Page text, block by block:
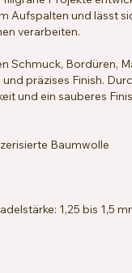
Aufspalten und lässt
verarbeiten.
Schmuck, Bordüren,
präzises Finish.
und ein sauberes
Baumwolle
1,25 bis 1,5
bei 40 °C